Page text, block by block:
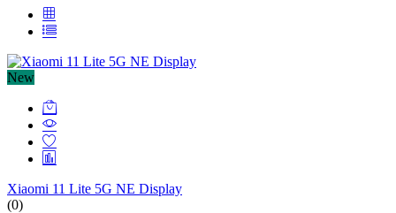
New
Xiaomi 11 Lite 5G NE Display
(0)